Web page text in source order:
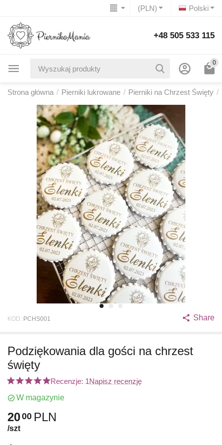
Polski
(PLN)
+48 505 533 115
0
Strona główna / Pierniki lukrowane / Pierniki na Chrzest Święty /
KOD: PCHS001 Share
Podziękowania dla gości na chrzest
święty
Recenzje: 1Napisz recenzję
W magazynie
2000 PLN
/szt